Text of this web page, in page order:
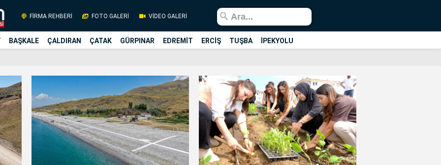
FİRMA REHBERİ FOTO GALERİ VİDEO GALERİ
BAŞKALE ÇALDIRAN ÇATAK GÜRPINAR EDREMİT ERCİŞ TUŞBA İPEKYOLU